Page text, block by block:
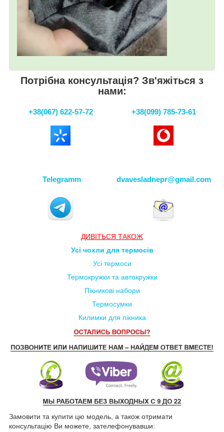
Потрібна консультація? Зв'яжіться з
нами:
+38(067) 622-57-72 +38(099) 785-73-61
Telegramm dvavesladnepr@gmail.com
ДИВІТЬСЯ ТАКОЖ
Усі чохли для термосів
Усі термоси
Термокружки та автокружки
Пікникові набори
Термосумки
Килимки для пікника
Замовити та купити цю модель, а також отримати
консультацію Ви можете, зателефонувавши: